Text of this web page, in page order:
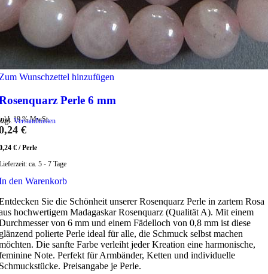
Wunschzettel hinzufügen
Perle 6 mm
19 % MwSt.
Versandkosten
€
€ /Perle
ca. 5 - 7 Tage
den Warenkorb
Sie die Schönheit unserer Rosenquarz Perle in zartem Rosa
hochwertigem Madagaskar Rosenquarz (Qualität A). Mit einem
von 6 mm und einem Fädelloch von 0,8 mm ist diese
polierte Perle ideal für alle, die Schmuck selbst machen
Die sanfte Farbe verleiht jeder Kreation eine harmonische,
Note. Perfekt für Armbänder, Ketten und individuelle
Preisangabe je Perle.